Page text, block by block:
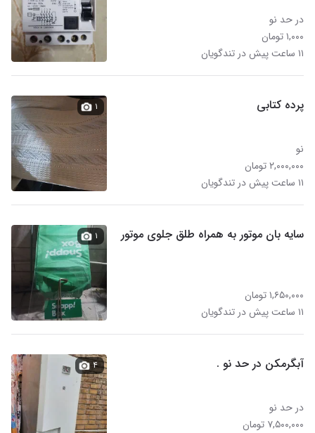
در حد نو
۱,۰۰۰ تومان
۱۱ ساعت پیش در تندگویان
پرده کتابی
نو
۲,۰۰۰,۰۰۰ تومان
۱۱ ساعت پیش در تندگویان
۱
سایه بان موتور به همراه طلق جلوی موتور
۱,۶۵۰,۰۰۰ تومان
۱۱ ساعت پیش در تندگویان
۱
آبگرمکن در حد نو .
در حد نو
۷,۵۰۰,۰۰۰ تومان
۴